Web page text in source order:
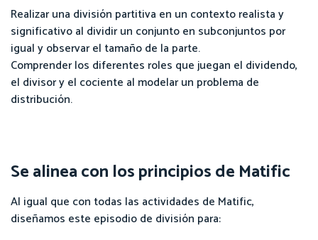
Realizar una división partitiva en un contexto realista y
significativo al dividir un conjunto en subconjuntos por
igual y observar el tamaño de la parte.
Comprender los diferentes roles que juegan el dividendo,
el divisor y el cociente al modelar un problema de
distribución.
Se alinea con los principios de Matific
Al igual que con todas las actividades de Matific,
diseñamos este episodio de división para: